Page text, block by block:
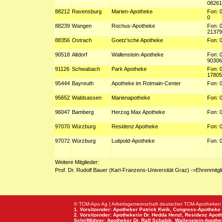
88212 Ravensburg Marien-Apotheke
Fon:
0
88239 Wangen Rochus-Apotheke
Fon:
21379
88356 Ostrach Goetz'sche Apotheke Fon:
90518 Altdorf Wallenstein-Apotheke
Fon:
91126 Schwabach Park Apotheke
Fon:
17805
95444 Bayreuth Apotheke im Rotmain-Center Fon:
95652 Waldsassen Marienapotheke Fon:
96047 Bamberg Herzog Max Apotheke Fon:
97070 Würzburg Residenz Apotheke Fon:
97072 Würzburg Luitpold-Apotheke Fon:
Weitere Mitglieder:
Prof. Dr. Rudolf Bauer (Karl-Franzens-Universität Graz) -
© TCM-Apo Ag | Arbeitsgemeinschaft deutscher TCM-Apotheken
1. Vorsitzender: Apotheker Patrick Kwik, Congress-Apotheke
2. Vorsitzender: Apothekerin Dr. Hedda Henzl, Residenz
Schriftführer: Apotheker Dr. Ralf Schabik, Wallenstein-